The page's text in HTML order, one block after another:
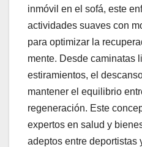
inmóvil en el sofá, este
actividades suaves con
para optimizar la
mente. Desde caminatas
estiramientos, el
mantener el equilibrio
regeneración. Este
expertos en salud y
adeptos entre deportistas